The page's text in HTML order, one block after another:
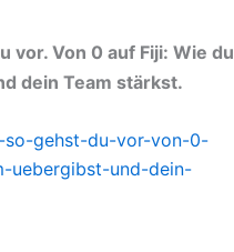
vor. Von 0 auf Fiji: Wie du
dein Team stärkst.
so-gehst-du-vor-von-0-
uebergibst-und-dein-